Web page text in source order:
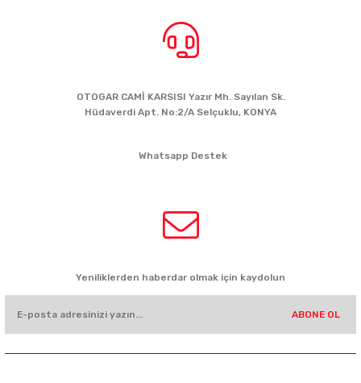
OTOGAR CAMİ KARSISI Yazır Mh. Sayılan Sk.
Hüdaverdi Apt. No:2/A Selçuklu, KONYA
Whatsapp Destek
Yeniliklerden haberdar olmak için kaydolun
ABONE OL